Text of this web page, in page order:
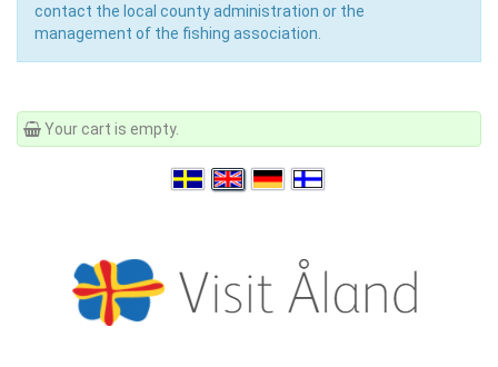
contact the local county administration or the
management of the fishing association.
Your cart is empty.